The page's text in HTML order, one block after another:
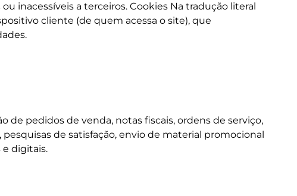
inacessíveis a terceiros. Cookies Na tradução literal
cliente (de quem acessa o site), que
de pedidos de venda, notas fiscais, ordens de serviço,
de satisfação, envio de material promocional
e digitais.